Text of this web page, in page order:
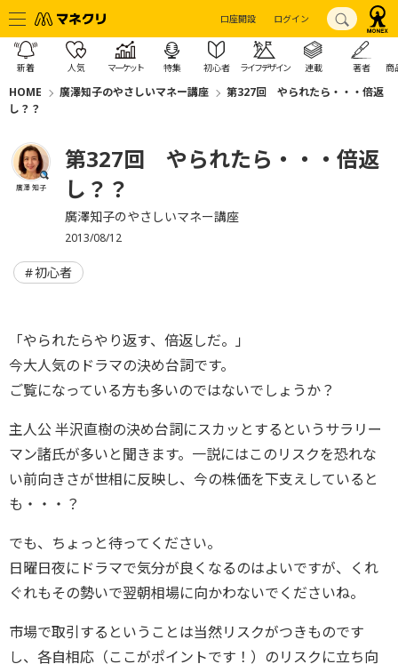
口座開設 ログイン
新着 人気 マーケット 特集 初心者 ライフデザイン 連載 著者 商
HOME 廣澤知子のやさしいマネー講座
第327回 やられたら・・・倍返
し？？
廣澤 知子
第327回 やられたら・・・倍返
し？？
廣澤知子のやさしいマネー講座
2013/08/12
初心者
「やられたらやり返す、倍返しだ。」
今大人気のドラマの決め台詞です。
ご覧になっている方も多いのではないでしょうか？
主人公 半沢直樹の決め台詞にスカッとするというサラリー
マン諸氏が多いと聞きます。一説にはこのリスクを恐れな
い前向きさが世相に反映し、今の株価を下支えしていると
も・・・？
でも、ちょっと待ってください。
日曜日夜にドラマで気分が良くなるのはよいですが、くれ
ぐれもその勢いで翌朝相場に向かわないでくださいね。
市場で取引するということは当然リスクがつきものです
し、各自相応（ここがポイントです！）のリスクに立ち向